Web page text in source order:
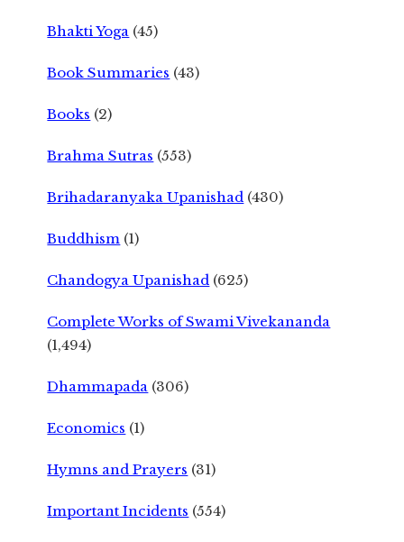
Bhakti Yoga (45)
Book Summaries (43)
Books (2)
Brahma Sutras (553)
Brihadaranyaka Upanishad (430)
Buddhism (1)
Chandogya Upanishad (625)
Complete Works of Swami Vivekananda
(1,494)
Dhammapada (306)
Economics (1)
Hymns and Prayers (31)
Important Incidents (554)